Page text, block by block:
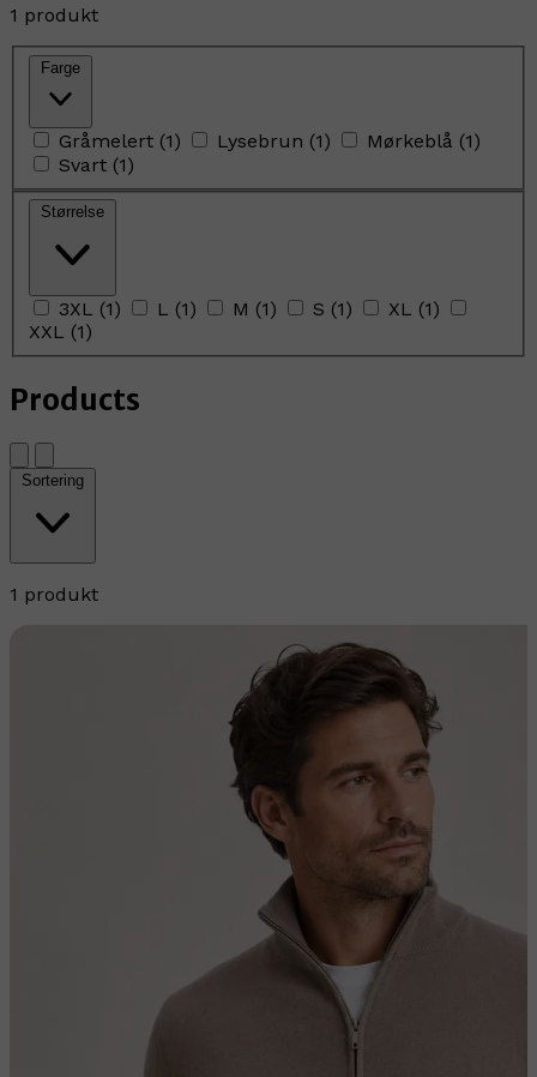
1 produkt
Farge
Gråmelert (1) Lysebrun (1) Mørkeblå (1)
Svart (1)
Størrelse
3XL (1) L (1) M (1) S (1) XL (1)
XXL (1)
Products
Sortering
1 produkt